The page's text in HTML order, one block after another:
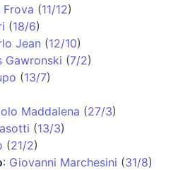
Frova (11/12)
(18/6)
Jean (12/10)
Gawronski (7/2)
(13/7)
Maddalena (27/3)
(13/3)
(21/2)
: Giovanni Marchesini (31/8)